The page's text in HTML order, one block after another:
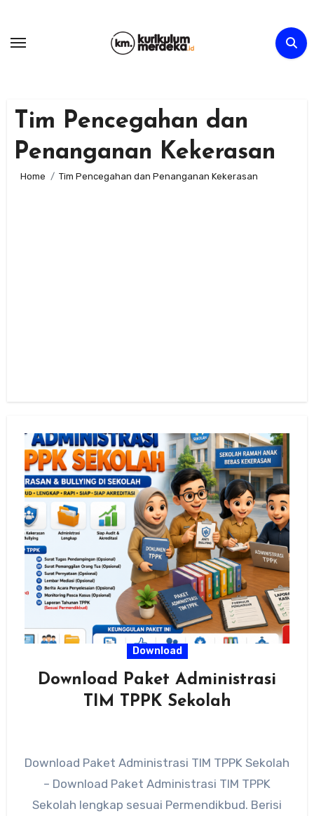
content
Tim Pencegahan dan
Penanganan Kekerasan
Home Tim Pencegahan dan Penanganan Kekerasan
Download
Download Paket Administrasi
TIM TPPK Sekolah
Download Paket Administrasi TIM TPPK Sekolah
– Download Paket Administrasi TIM TPPK
Sekolah lengkap sesuai Permendikbud. Berisi